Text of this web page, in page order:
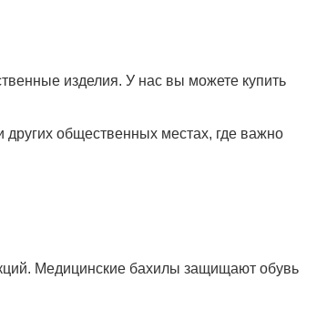
изделия. У нас вы можете купить
общественных местах, где важно
Медицинские бахилы защищают обувь